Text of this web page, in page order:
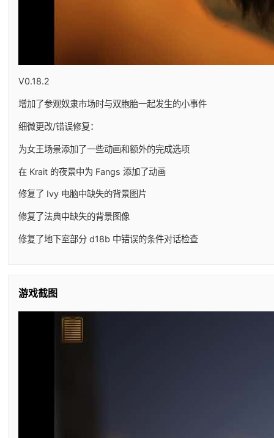
V0.18.2
增加了参观奴隶市场时与双胞胎一起发生的小事件
细微更改/错误修复：
为女王场景添加了一些动画和额外的完成选项
在 Krait 的夜景中为 Fangs 添加了动画
修复了 Ivy 电脑中缺失的背景图片
修复了法典中缺失的背景图像
修复了地下室部分 d18b 中错误的条件对话检查
游戏截图